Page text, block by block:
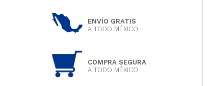
ENVÍO GRATIS
A TODO MÉXICO
COMPRA SEGURA
A TODO MÉXICO